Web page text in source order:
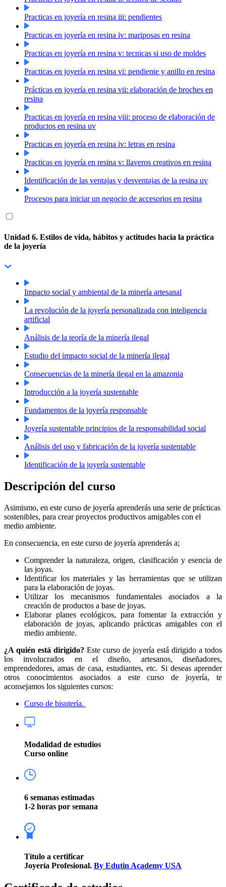
Practicas en joyería en resina iii: pendientes
Practicas en joyería en resina iv: mariposas en resina
Practicas en joyería en resina v: tecnicas si uso de moldes
Practicas en joyería en resina vi: pendiente y anillo en resina
Prácticas en joyería en resina vii: elaboración de broches en
resina
Practicas en joyería en resina viii: proceso de elaboración de
productos en resina uv
Practicas en joyería en resina iv: letras en resina
Practicas en joyería en resina v: llaveros creativos en resina
Identificación de las ventajas y desventajas de la resina uv
Procesos para iniciar un negocio de accesorios en resina
Unidad 6. Estilos de vida, hábitos y actitudes hacia la práctica
de la joyería
Impacto social y ambiental de la minería artesanal
La revolución de la joyería personalizada con inteligencia
artificial
Análisis de la teoría de la minería ilegal
Estudio del impacto social de la minería ilegal
Consecuencias de la minería ilegal en la amazonia
Introducción a la joyería sustentable
Fundamentos de la joyería responsable
Joyería sustentable principios de la responsabilidad social
Análisis del uso y fabricación de la joyería sustentable
Identificación de la joyería sustentable
Descripción del curso
Asimismo, en este curso de joyería aprenderás una serie de prácticas
sostenibles, para crear proyectos productivos amigables con el
medio ambiente.
En consecuencia, en este curso de joyería aprenderás a;
Comprender la naturaleza, origen, clasificación y esencia de
las joyas.
Identificar los materiales y las herramientas que se utilizan
para la elaboración de joyas.
Utilizar los mecanismos fundamentales asociados a la
creación de productos a base de joyas.
Elaborar planes ecológicos, para fomentar la extracción y
elaboración de joyas, aplicando prácticas amigables con el
medio ambiente.
¿A quién está dirigido? Este curso de joyería está dirigido a todos
los involucrados en el diseño, artesanos, diseñadores,
emprendedores, amas de casa, estudiantes, etc. Si deseas aprender
otros conocimientos asociados a este curso de joyería, te
aconsejamos los siguientes cursos:
Curso de bisutería.
Modalidad de estudios
Curso online
6 semanas estimadas
1-2 horas por semana
Título a certificar
Joyería Profesional. By Edutin Academy USA